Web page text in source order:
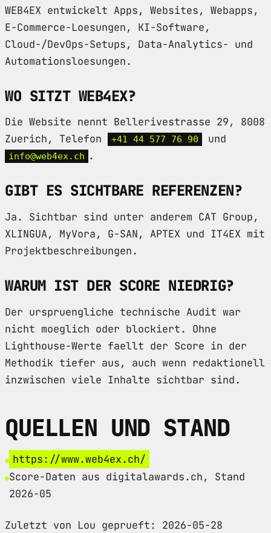
WEB4EX entwickelt Apps, Websites, Webapps,
E-Commerce-Loesungen, KI-Software,
Cloud-/DevOps-Setups, Data-Analytics- und
Automationsloesungen.
WO SITZT WEB4EX?
Die Website nennt Bellerivestrasse 29, 8008
Zuerich, Telefon
+41 44 577 76 90 und
info@web4ex.ch .
GIBT ES SICHTBARE REFERENZEN?
Ja. Sichtbar sind unter anderem CAT Group,
XLINGUA, MyVora, G-SAN, APTEX und IT4EX mit
Projektbeschreibungen.
WARUM IST DER SCORE NIEDRIG?
Der urspruengliche technische Audit war
nicht moeglich oder blockiert. Ohne
Lighthouse-Werte faellt der Score in der
Methodik tiefer aus, auch wenn redaktionell
inzwischen viele Inhalte sichtbar sind.
QUELLEN UND STAND
https://www.web4ex.ch/
Score-Daten aus digitalawards.ch, Stand
2026-05
Zuletzt von Lou geprueft: 2026-05-28